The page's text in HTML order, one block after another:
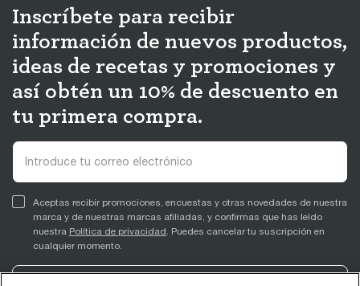
Inscríbete para recibir
información de nuevos productos,
ideas de recetas y promociones y
así obtén un 10% de descuento en
tu primera compra.
Aceptas recibir promociones, encuestas y otras novedades de nuestra
marca y de nuestras marcas afiliadas, y confirmas que has leído
nuestra Política de privacidad. Puedes cancelar tu suscripción en
cualquier momento.